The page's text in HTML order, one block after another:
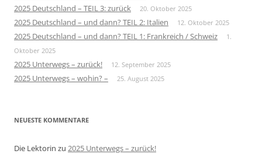
2025 Deutschland – TEIL 3: zurück 20. Oktober 2025
2025 Deutschland – und dann? TEIL 2: Italien 12. Oktober 2025
2025 Deutschland – und dann? TEIL 1: Frankreich / Schweiz
1.
Oktober 2025
2025 Unterwegs – zurück! 12. September 2025
2025 Unterwegs – wohin? – 25. August 2025
NEUESTE KOMMENTARE
Die Lektorin zu 2025 Unterwegs – zurück!